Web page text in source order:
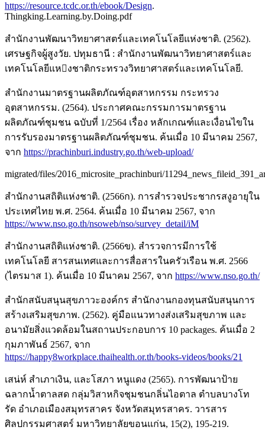
https://resource.tcdc.or.th/ebook/Design.
Thingking.Learning.by.Doing.pdf
สำนักงานพัฒนาวิทยาศาสตร์และเทคโนโลยีแห่งชาติ. (2562).
เศรษฐกิจผู้สูงวัย. ปทุมธานี : สำนักงานพัฒนาวิทยาศาสตร์และ
เทคโนโลยีแหงชาติกระทรวงวิทยาศาสตร์และเทคโนโลยี.
สำนักงานมาตรฐานผลิตภัณฑ์อุตสาหกรรม กระทรวง
อุตสาหกรรม. (2564). ประกาศคณะกรรมการมาตรฐาน
ผลิตภัณฑ์ชุมชน ฉบับที่ 1/2564 เรื่อง หลักเกณฑ์และเงื่อนไขใน
การรับรองมาตรฐานผลิตภัณฑ์ชุมชน. ค้นเมื่อ 10 มีนาคม 2567,
จาก https://prachinburi.industry.go.th/web-upload/
migrated/files/2016_microsite_prachinburi/
สำนักงานสถิติแห่งชาติ. (2566ก). การสำรวจประชากรสงูอายุใน
ประเทศไทย พ.ศ. 2564. ค้นเมื่อ 10 มีนาคม 2567, จาก
https://www.nso.go.th/nsoweb/nso/survey_detail/iM
สำนักงานสถิติแห่งชาติ. (2566ข). สำรวจการมีการใช้
เทคโนโลยี สารสนเทศและการสื่อสารในครัวเรือน พ.ศ. 2566
(ไตรมาส 1). ค้นเมื่อ 10 มีนาคม 2567, จาก https://www.nso.go.th/
สำนักสนับสนุนสุขภาวะองค์กร สำนักงานกองทุนสนับสนุนการ
สร้างเสริมสุขภาพ. (2562). คู่มือแนวทางส่งเสริมสุขภาพ และ
อนามัยสิ่งแวดล้อมในสถานประกอบการ 10 packages. ค้นเมื่อ 2
กุมภาพันธ์ 2567, จาก
https://happy8workplace.thaihealth.or.th/books-videos/books/21
เสน่ห์ สำเภาเงิน, และโสภา หนูแดง (2565). การพัฒนาป้าย
ฉลากน้ำตาลสด กลุ่มวิสาหกิจชุมชนกลิ่นไอตาล ตำบลบางโท
รัด อำเภอเมืองสมุทรสาคร จังหวัดสมุทรสาคร. วารสาร
ศิลปกรรมศาสตร์ มหาวิทยาลัยขอนแก่น, 15(2), 195-219.